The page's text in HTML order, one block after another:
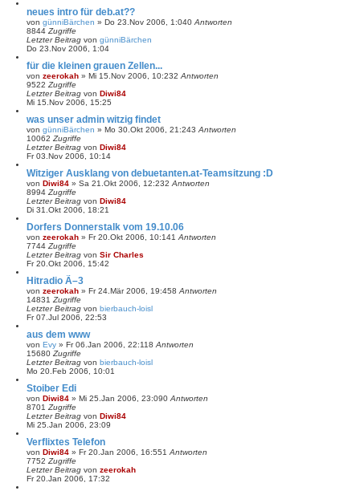
neues intro für deb.at??
von günniBärchen » Do 23.Nov 2006, 1:040 Antworten
8844 Zugriffe
Letzter Beitrag von günniBärchen
Do 23.Nov 2006, 1:04
für die kleinen grauen Zellen...
von zeerokah » Mi 15.Nov 2006, 10:232 Antworten
9522 Zugriffe
Letzter Beitrag von Diwi84
Mi 15.Nov 2006, 15:25
was unser admin witzig findet
von günniBärchen » Mo 30.Okt 2006, 21:243 Antworten
10062 Zugriffe
Letzter Beitrag von Diwi84
Fr 03.Nov 2006, 10:14
Witziger Ausklang von debuetanten.at-Teamsitzung :D
von Diwi84 » Sa 21.Okt 2006, 12:232 Antworten
8994 Zugriffe
Letzter Beitrag von Diwi84
Di 31.Okt 2006, 18:21
Dorfers Donnerstalk vom 19.10.06
von zeerokah » Fr 20.Okt 2006, 10:141 Antworten
7744 Zugriffe
Letzter Beitrag von Sir Charles
Fr 20.Okt 2006, 15:42
Hitradio Ã–3
von zeerokah » Fr 24.Mär 2006, 19:458 Antworten
14831 Zugriffe
Letzter Beitrag von bierbauch-loisl
Fr 07.Jul 2006, 22:53
aus dem www
von Evy » Fr 06.Jan 2006, 22:118 Antworten
15680 Zugriffe
Letzter Beitrag von bierbauch-loisl
Mo 20.Feb 2006, 10:01
Stoiber Edi
von Diwi84 » Mi 25.Jan 2006, 23:090 Antworten
8701 Zugriffe
Letzter Beitrag von Diwi84
Mi 25.Jan 2006, 23:09
Verflixtes Telefon
von Diwi84 » Fr 20.Jan 2006, 16:551 Antworten
7752 Zugriffe
Letzter Beitrag von zeerokah
Fr 20.Jan 2006, 17:32